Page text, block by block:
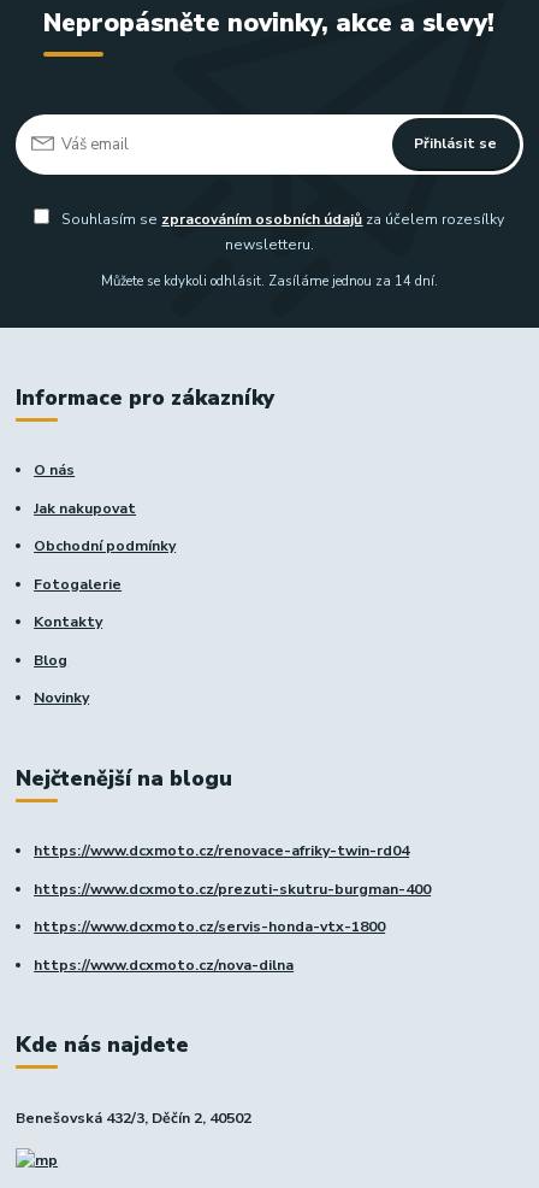
Nepropásněte novinky, akce a slevy!
Přihlásit se
Souhlasím se zpracováním osobních údajů za účelem rozesílky
newsletteru.
Můžete se kdykoli odhlásit. Zasíláme jednou za 14 dní.
Informace pro zákazníky
O nás
Jak nakupovat
Obchodní podmínky
Fotogalerie
Kontakty
Blog
Novinky
Nejčtenější na blogu
https://www.dcxmoto.cz/renovace-afriky-twin-rd04
https://www.dcxmoto.cz/prezuti-skutru-burgman-400
https://www.dcxmoto.cz/servis-honda-vtx-1800
https://www.dcxmoto.cz/nova-dilna
Kde nás najdete
Benešovská 432/3, Děčín 2, 40502